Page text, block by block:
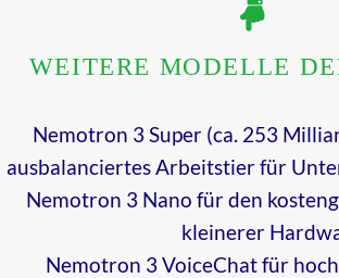
WEITERE MODELLE
Nemotron 3 Super (ca. 253
ausbalanciertes Arbeitstier für
Nemotron 3 Nano für den
kleinerer
Nemotron 3 VoiceChat für